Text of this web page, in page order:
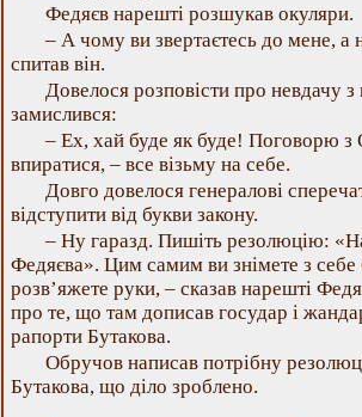
Федяєв нарешті розшукав окуляри.
– А чому ви звертаєтесь до мене, а
спитав він.
Довелося розповісти про невдачу
замислився:
– Ех, хай буде як буде! Поговорю з
впиратися, – все візьму на себе.
Довго довелося генералові
відступити від букви закону.
– Ну гаразд. Пишіть резолюцію:
Федяєва». Цим самим ви знімете з себе
розв’яжете руки, – сказав нарешті
про те, що там дописав государ і
рапорти Бутакова.
Обручов написав потрібну
Бутакова, що діло зроблено.